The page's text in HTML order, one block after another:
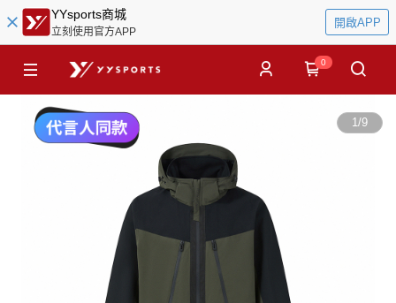
YYsports商城
立刻使用官方APP
開啟APP
0
1/9